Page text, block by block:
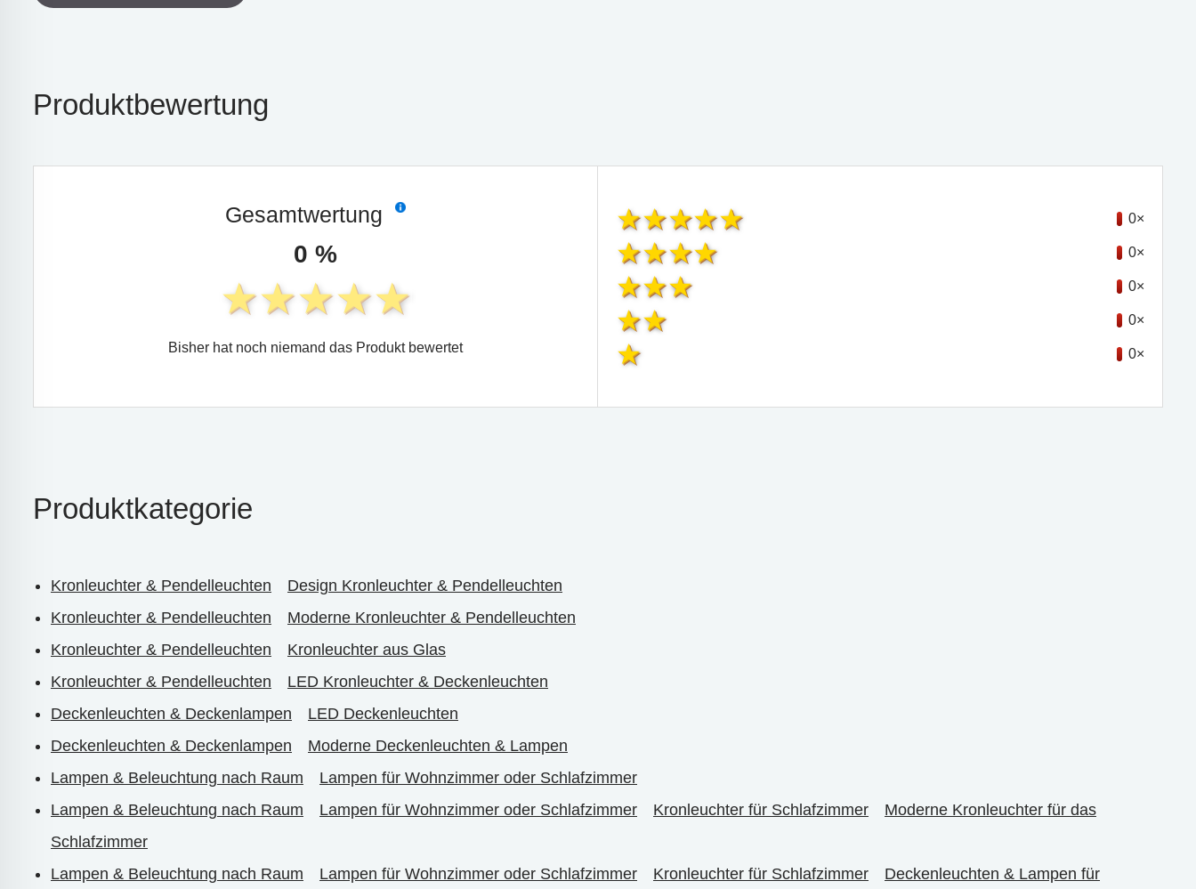
Produktbewertung
Gesamtwertung
0 %
Bisher hat noch niemand das Produkt bewertet
0×
0×
0×
0×
0×
Produktkategorie
Kronleuchter & Pendelleuchten
Design Kronleuchter & Pendelleuchten
Kronleuchter & Pendelleuchten
Moderne Kronleuchter & Pendelleuchten
Kronleuchter & Pendelleuchten
Kronleuchter aus Glas
Kronleuchter & Pendelleuchten
LED Kronleuchter & Deckenleuchten
Deckenleuchten & Deckenlampen
LED Deckenleuchten
Deckenleuchten & Deckenlampen
Moderne Deckenleuchten & Lampen
Lampen & Beleuchtung nach Raum
Lampen für Wohnzimmer oder Schlafzimmer
Lampen & Beleuchtung nach Raum
Lampen für Wohnzimmer oder Schlafzimmer Kronleuchter für Schlafzimmer
Moderne Kronleuchter für das
Schlafzimmer
Lampen & Beleuchtung nach Raum
Lampen für Wohnzimmer oder Schlafzimmer Kronleuchter für Schlafzimmer Deckenleuchten & Lampen für